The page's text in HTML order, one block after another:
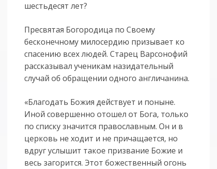
шестьдесят лет?
Пресвятая Богородица по Своему
бесконечному милосердию призывает ко
спасению всех людей. Старец Варсонофий
рассказывал ученикам назидательный
случай об обращении одного англичанина.
«Благодать Божия действует и поныне.
Иной совершенно отошел от Бога, только
по списку значится православным. Он и в
церковь не ходит и не причащается, но
вдруг услышит такое призвание Божие и
весь загорится. Этот божественный огонь